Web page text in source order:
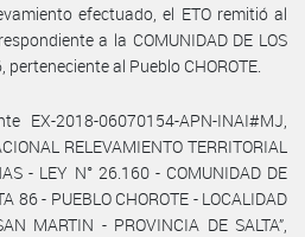
efectuado, el ETO remitió al
a la COMUNIDAD DE LOS
perteneciente al Pueblo CHOROTE.
EX-2018-06070154-APN-INAI#MJ,
RELEVAMIENTO TERRITORIAL
- LEY N° 26.160 - COMUNIDAD DE
86 - PUEBLO CHOROTE - LOCALIDAD
MARTIN - PROVINCIA DE SALTA”,